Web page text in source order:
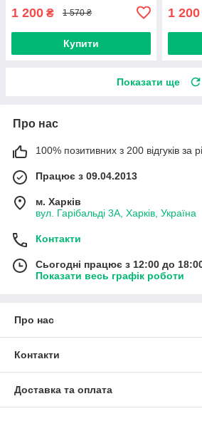
1 200 ₴ 1 570 ₴
Купити
1 200
Показати ще
Про нас
100% позитивних з 200 відгуків за
Працює з 09.04.2013
м. Харків
вул. Гарібальді 3А, Харків, Україна
Контакти
Сьогодні працює з 12:00 до
Показати весь графік роботи
Про нас
Контакти
Доставка та оплата